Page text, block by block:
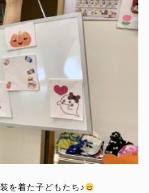
を着た子どもたち♪